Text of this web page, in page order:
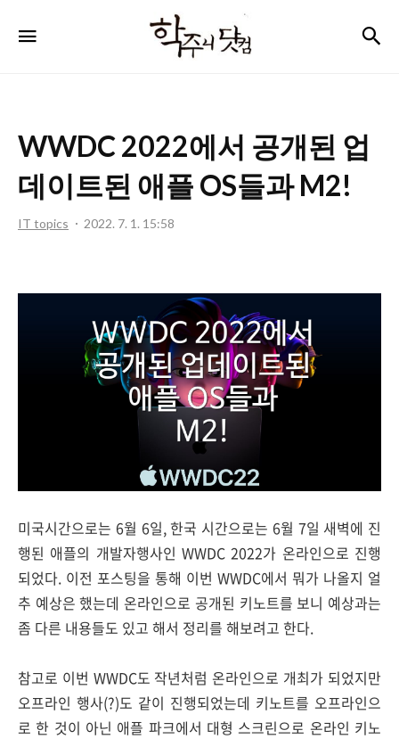
주
컴
WWDC 2022에서 공개된 업
데이트된 애플 OS들과 M2!
IT topics 2022. 7. 1. 15:58
미국시간으로는 6월 6일, 한국 시간으로는 6월 7일 새벽에 진
행된 애플의 개발자행사인 WWDC 2022가 온라인으로 진행
되었다. 이전 포스팅을 통해 이번 WWDC에서 뭐가 나올지 얼
추 예상은 했는데 온라인으로 공개된 키노트를 보니 예상과는
좀 다른 내용들도 있고 해서 정리를 해보려고 한다.
참고로 이번 WWDC도 작년처럼 온라인으로 개최가 되었지만
오프라인 행사(?)도 같이 진행되었는데 키노트를 오프라인으
로 한 것이 아닌 애플 파크에서 대형 스크린으로 온라인 키노